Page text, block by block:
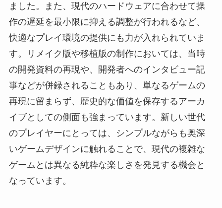
ました。また、現代のハードウェアに合わせて操
作の遅延を最小限に抑える調整が行われるなど、
快適なプレイ環境の提供にも力が入れられていま
す。リメイク版や移植版の制作においては、当時
の開発資料の再現や、開発者へのインタビュー記
事などが併録されることもあり、単なるゲームの
再現に留まらず、歴史的な価値を保存するアーカ
イブとしての側面も強まっています。新しい世代
のプレイヤーにとっては、シンプルながらも奥深
いゲームデザインに触れることで、現代の複雑な
ゲームとは異なる純粋な楽しさを発見する機会と
なっています。